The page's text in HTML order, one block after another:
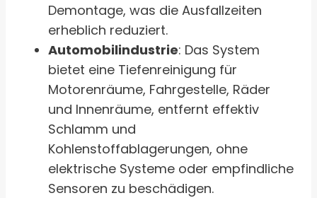
Demontage, was die Ausfallzeiten
erheblich reduziert.
Automobilindustrie: Das System
bietet eine Tiefenreinigung für
Motorenräume, Fahrgestelle, Räder
und Innenräume, entfernt effektiv
Schlamm und
Kohlenstoffablagerungen, ohne
elektrische Systeme oder empfindliche
Sensoren zu beschädigen.